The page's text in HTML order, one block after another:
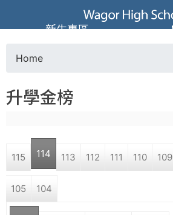
Jump to
葳
格
高
學
o
a
r
Home
升學金榜
115 114 113 112 111 110 109
105 104
新生專區